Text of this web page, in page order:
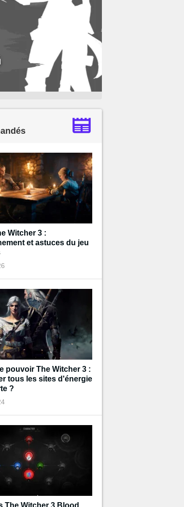
Witcher 3 :
et astuces du jeu
pouvoir The Witcher 3 :
tous les sites d'énergie
?
The Witcher 3 Blood